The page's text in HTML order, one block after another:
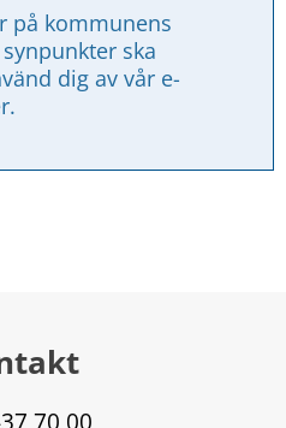
på kommunens
ska
dig av vår e-